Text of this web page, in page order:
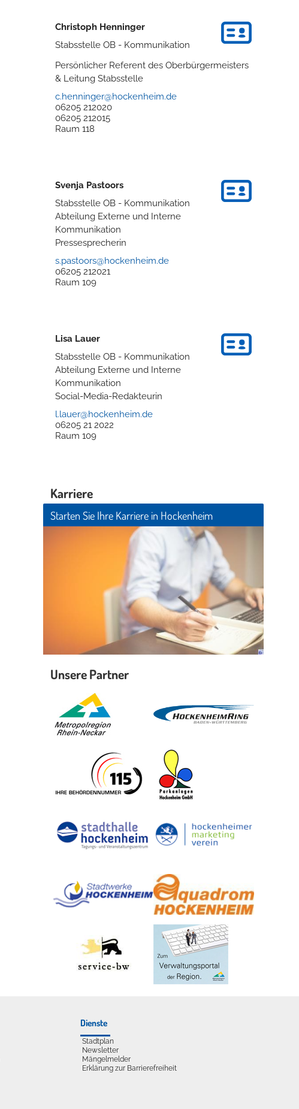
Christoph Henninger
Stabsstelle OB - Kommunikation
Persönlicher Referent des Oberbürgermeisters
& Leitung Stabsstelle
c.henninger@hockenheim.de
06205 212020
06205 212015
Raum 118
Svenja Pastoors
Stabsstelle OB - Kommunikation
Abteilung Externe und Interne
Kommunikation
Pressesprecherin
s.pastoors@hockenheim.de
06205 212021
Raum 109
Lisa Lauer
Stabsstelle OB - Kommunikation
Abteilung Externe und Interne
Kommunikation
Social-Media-Redakteurin
l.lauer@hockenheim.de
06205 21 2022
Raum 109
Karriere
Starten Sie Ihre Karriere in Hockenheim
Unsere Partner
Dienste
Stadtplan
Newsletter
Mängelmelder
Erklärung zur Barrierefreiheit